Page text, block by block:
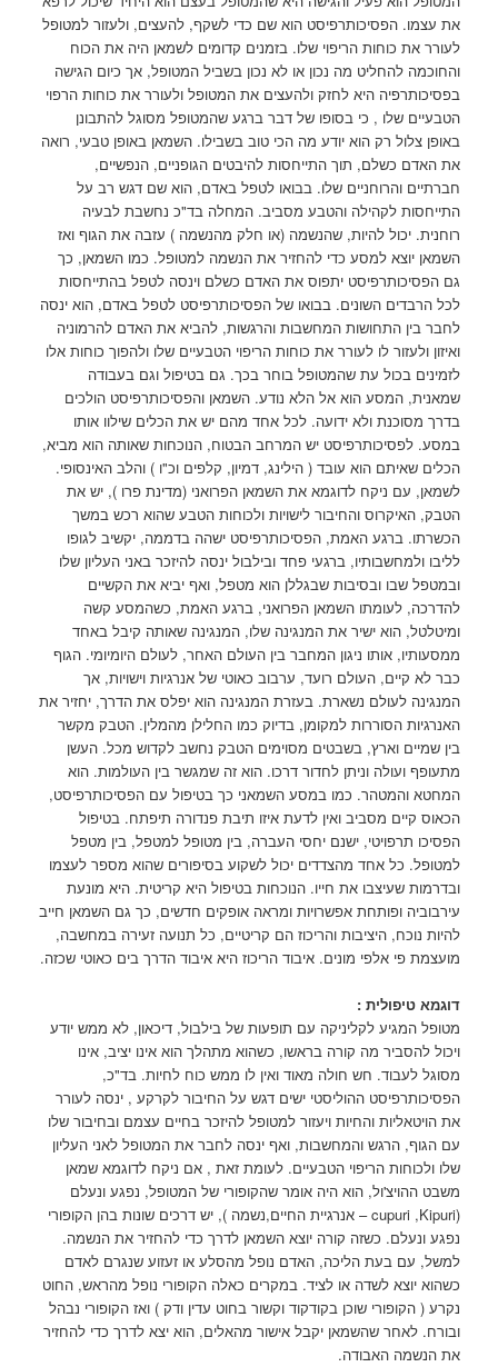
את עצמו. הפסיכותרפיסט הוא שם כדי לשקף, להעצים, ולעזור למטופל
לעורר את כוחות הריפוי שלו. בזמנים קדומים לשמאן היה את הכוח
והחוכמה להחליט מה נכון או לא נכון בשביל המטופל, אך כיום הגישה
בפסיכותרפיה היא לחזק ולהעצים את המטופל ולעורר את כוחות הרפוי
הטבעיים שלו , כי בסופו של דבר ברגע שהמטופל מסוגל להתבונן
באופן צלול רק הוא יודע מה הכי טוב בשבילו. השמאן באופן טבעי, רואה
את האדם כשלם, תוך התייחסות להיבטים הגופניים, הנפשיים,
חברתיים והרוחניים שלו. בבואו לטפל באדם, הוא שם דגש רב על
התייחסות לקהילה והטבע מסביב. המחלה בד"כ נחשבת לבעיה
רוחנית. יכול להיות, שהנשמה (או חלק מהנשמה ) עזבה את הגוף ואז
השמאן יוצא למסע כדי להחזיר את הנשמה למטופל. כמו השמאן, כך
גם הפסיכותרפיסט יתפוס את האדם כשלם וינסה לטפל בהתייחסות
לכל הרבדים השונים. בבואו של הפסיכותרפיסט לטפל באדם, הוא ינסה
לחבר בין התחושות המחשבות והרגשות, להביא את האדם להרמוניה
ואיזון ולעזור לו לעורר את כוחות הריפוי הטבעיים שלו ולהפוך כוחות אלו
לזמינים בכול עת שהמטופל בוחר בכך. גם בטיפול וגם בעבודה
שמאנית, המסע הוא אל הלא נודע. השמאן והפסיכותרפיסט הולכים
בדרך מסוכנת ולא ידועה. לכל אחד מהם יש את הכלים שילוו אותו
במסע. לפסיכותרפיסט יש המרחב הבטוח, הנוכחות שאותה הוא מביא,
הכלים שאיתם הוא עובד ( הילינג, דמיון, קלפים וכ"ו ) והלב האינסופי.
לשמאן, עם ניקח לדוגמא את השמאן הפרואני (מדינת פרו ), יש את
הטבק, האיקרוס והחיבור לישויות ולכוחות הטבע שהוא רכש במשך
הכשרתו. ברגע האמת, הפסיכותרפיסט ישהה בדממה, יקשיב לגופו
לליבו ולמחשבותיו, ברגעי פחד ובילבול ינסה להיזכר באני העליון שלו
ובמטפל שבו ובסיבות שבגללן הוא מטפל, ואף יביא את הקשיים
להדרכה, לעומתו השמאן הפרואני, ברגע האמת, כשהמסע קשה
ומיטלטל, הוא ישיר את המנגינה שלו, המנגינה שאותה קיבל באחד
ממסעותיו, אותו ניגון המחבר בין העולם האחר, לעולם היומיומי. הגוף
כבר לא קיים, העולם רועד, ערבוב כאוטי של אנרגיות וישויות, אך
המנגינה לעולם נשארת. בעזרת המנגינה הוא יפלס את הדרך, יחזיר את
האנרגיות הסוררות למקומן, בדיוק כמו החלילן מהמלין. הטבק מקשר
בין שמיים וארץ, בשבטים מסוימים הטבק נחשב לקדוש מכל. העשן
מתעופף ועולה וניתן לחדור דרכו. הוא זה שמגשר בין העולמות. הוא
המחטא והמטהר. כמו במסע השמאני כך בטיפול עם הפסיכותרפיסט,
הכאוס קיים מסביב ואין לדעת איזו תיבת פנדורה תיפתח. בטיפול
הפסיכו תרפויטי, ישנם יחסי העברה, בין מטופל למטפל, בין מטפל
למטופל. כל אחד מהצדדים יכול לשקוע בסיפורים שהוא מספר לעצמו
ובדרמות שעיצבו את חייו. הנוכחות בטיפול היא קריטית. היא מונעת
עירבוביה ופותחת אפשרויות ומראה אופקים חדשים, כך גם השמאן חייב
להיות נוכח, היציבות והריכוז הם קריטיים, כל תנועה זעירה במחשבה,
מועצמת פי אלפי מונים. איבוד הריכוז היא איבוד הדרך בים כאוטי שכזה.
דוגמא טיפולית :
מטופל המגיע לקליניקה עם תופעות של בילבול, דיכאון, לא ממש יודע
ויכול להסביר מה קורה בראשו, כשהוא מתהלך הוא אינו יציב, אינו
מסוגל לעבוד. חש חולה מאוד ואין לו ממש כוח לחיות. בד"כ,
הפסיכותרפיסט ההוליסטי ישים דגש על החיבור לקרקע , ינסה לעורר
את הויטאליות והחיות ויעזור למטופל להיזכר בחיים עצמם ובחיבור שלו
עם הגוף, הרגש והמחשבות, ואף ינסה לחבר את המטופל לאני העליון
שלו ולכוחות הריפוי הטבעיים. לעומת זאת , אם ניקח לדוגמא שמאן
משבט ההויצ'ול, הוא היה אומר שהקופורי של המטופל, נפגע ונעלם
(cupuri ,Kipuri – אנרגיית החיים,נשמה ), יש דרכים שונות בהן הקופורי
נפגע ונעלם. כשזה קורה יוצא השמאן לדרך כדי להחזיר את הנשמה.
למשל, עם בעת הליכה, האדם נופל מהסלע או זעזוע שנגרם לאדם
כשהוא יוצא לשדה או לציד. במקרים כאלה הקופורי נופל מהראש, החוט
נקרע ( הקופורי שוכן בקודקוד וקשור בחוט עדין ודק ) ואז הקופורי נבהל
ובורח. לאחר שהשמאן יקבל אישור מהאלים, הוא יצא לדרך כדי להחזיר
את הנשמה האבודה.